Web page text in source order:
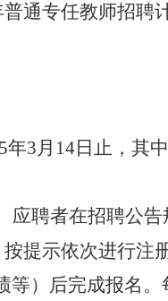
普通专任教师招聘
年3月 14日止，其
应聘者在招聘公
按提示依次进行注
等）后完成报名